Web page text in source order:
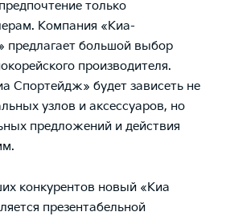
только
Компания «Киа-
предлагает большой выбор
производителя.
Спортейдж» будет зависеть не
узлов и аксессуаров, но
предложений и действия
конкурентов новый «Киа
презентабельной